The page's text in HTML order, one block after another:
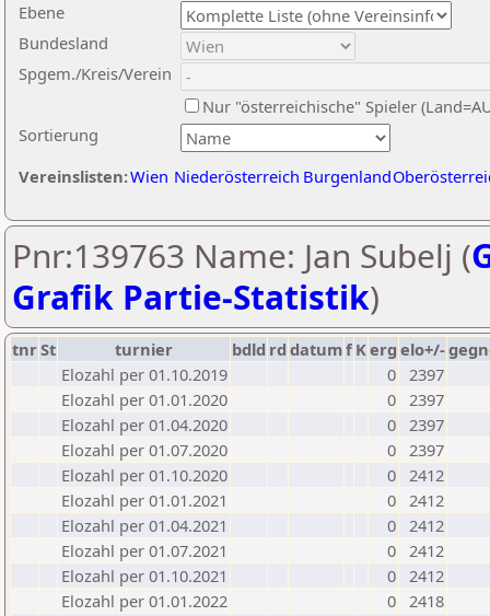
Ebene
Sortierung
Bundesland
Spgem./Kreis/Verein
Nur "österreichische" Spieler
Vereinslisten:Wien Niederösterreich Burgenland
Pnr:139763 Name: Jan Subelj (
Grafik Partie-Statistik)
tnrSt turnier bdld rd datumf Kerg elo+/-
Elozahl per 01.10.2019
0 2397
Elozahl per 01.01.2020
0 2397
Elozahl per 01.04.2020
0 2397
Elozahl per 01.07.2020
0 2397
Elozahl per 01.10.2020
0 2412
Elozahl per 01.01.2021
0 2412
Elozahl per 01.04.2021
0 2412
Elozahl per 01.07.2021
0 2412
Elozahl per 01.10.2021
0 2412
Elozahl per 01.01.2022
0 2418